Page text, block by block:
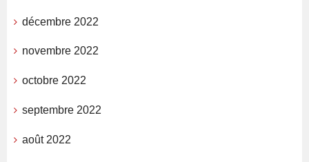
décembre 2022
novembre 2022
octobre 2022
septembre 2022
août 2022